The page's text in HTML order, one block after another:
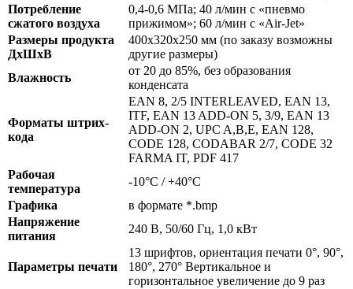
Потребление
сжатого воздуха
0,4-0,6 МПа; 40 л/мин с «пневмо
прижимом»; 60 л/мин с «Air-Jet»
Размеры продукта
ДхШхВ
400х320х250 мм (по заказу возможны
другие размеры)
Влажность
от 20 до 85%, без образования
конденсата
Форматы штрих-
кода
EAN 8, 2/5 INTERLEAVED, EAN 13,
ITF, EAN 13 ADD-ON 5, 3/9, EAN 13
ADD-ON 2, UPC A,B,E, EAN 128,
CODE 128, CODABAR 2/7, CODE 32
FARMA IT, PDF 417
Рабочая
температура
-10°C / +40°C
Графика
в формате *.bmp
Напряжение
питания
240 В, 50/60 Гц, 1,0 кВт
Параметры печати
13 шрифтов, ориентация печати 0°, 90°,
180°, 270° Вертикальное и
горизонтальное увеличение до 9 раз